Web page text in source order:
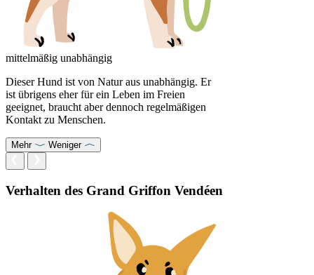
mittelmäßig unabhängig
Dieser Hund ist von Natur aus unabhängig. Er
ist übrigens eher für ein Leben im Freien
geeignet, braucht aber dennoch regelmäßigen
Kontakt zu Menschen.
Mehr Weniger
Verhalten des Grand Griffon Vendéen